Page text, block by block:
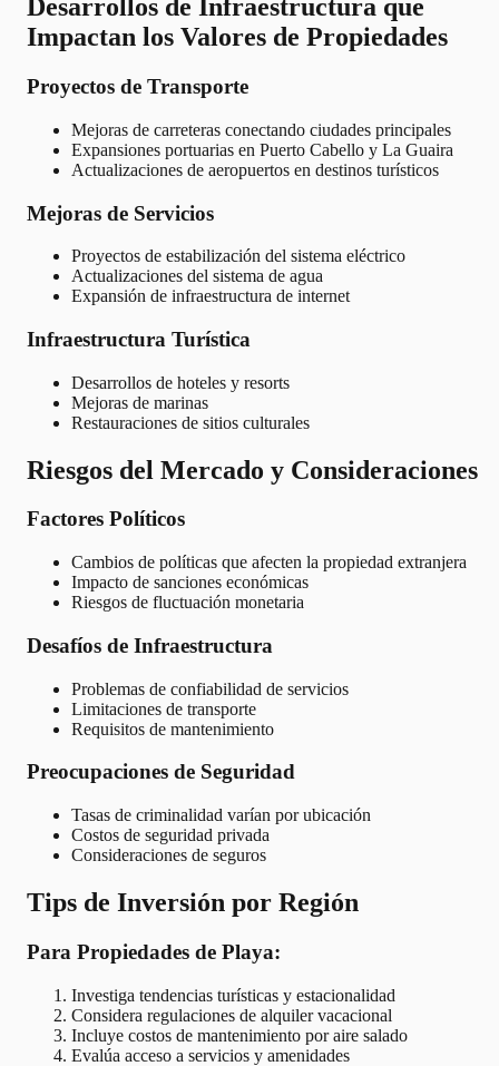
Desarrollos de Infraestructura que
Impactan los Valores de Propiedades
Proyectos de Transporte
Mejoras de carreteras conectando ciudades principales
Expansiones portuarias en Puerto Cabello y La Guaira
Actualizaciones de aeropuertos en destinos turísticos
Mejoras de Servicios
Proyectos de estabilización del sistema eléctrico
Actualizaciones del sistema de agua
Expansión de infraestructura de internet
Infraestructura Turística
Desarrollos de hoteles y resorts
Mejoras de marinas
Restauraciones de sitios culturales
Riesgos del Mercado y Consideraciones
Factores Políticos
Cambios de políticas que afecten la propiedad extranjera
Impacto de sanciones económicas
Riesgos de fluctuación monetaria
Desafíos de Infraestructura
Problemas de confiabilidad de servicios
Limitaciones de transporte
Requisitos de mantenimiento
Preocupaciones de Seguridad
Tasas de criminalidad varían por ubicación
Costos de seguridad privada
Consideraciones de seguros
Tips de Inversión por Región
Para Propiedades de Playa:
Investiga tendencias turísticas y estacionalidad
Considera regulaciones de alquiler vacacional
Incluye costos de mantenimiento por aire salado
Evalúa acceso a servicios y amenidades